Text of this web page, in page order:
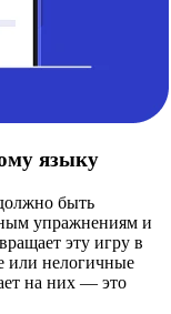
языку
быть
упражнениям и
эту игру в
или нелогичные
на них — это